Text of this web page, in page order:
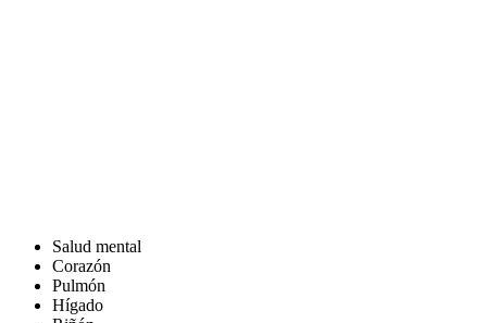
Salud mental
Corazón
Pulmón
Hígado